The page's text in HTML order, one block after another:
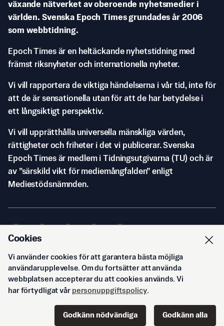
växande nätverket av oberoende nyhetsmedier i
världen. Svenska Epoch Times grundades år 2006
som webbtidning.
Epoch Times är en heltäckande nyhetstidning med
främst riksnyheter och internationella nyheter.
Vi vill rapportera de viktiga händelserna i vår tid, inte för
att de är sensationella utan för att de har betydelse i
ett långsiktigt perspektiv.
Vi vill upprätthålla universella mänskliga värden,
rättigheter och friheter i det vi publicerar. Svenska
Epoch Times är medlem i Tidningsutgivarna (TU) och är
av ”särskild vikt för mediemångfalden” enligt
Mediestödsnämnden.
© Svenska Epoch Times AB2026
Cookies
Vi använder cookies för att garantera bästa möjliga
användarupplevelse. Om du fortsätter att använda
webbplatsen accepterar du att cookies används. Vi
har förtydligat vår personuppgiftspolicy.
Godkänn nödvändiga Godkänn alla